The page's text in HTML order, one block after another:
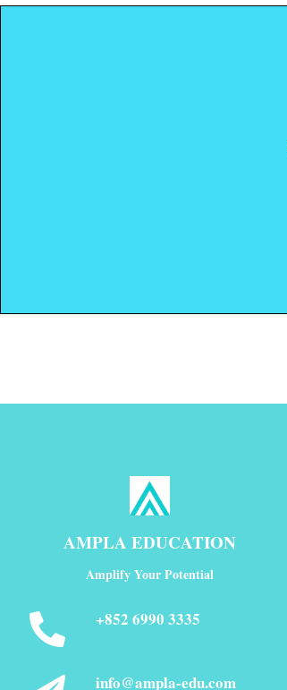
AMPLA EDUCATION
Amplify Your Potential
+852 6990 3335
info@ampla-edu.com